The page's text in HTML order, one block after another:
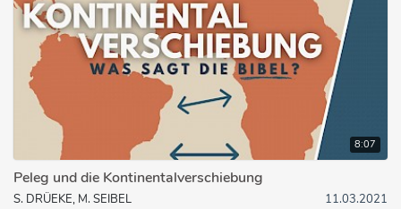
8:07
Peleg und die Kontinentalverschiebung
S. DRÜEKE, M. SEIBEL 11.03.2021